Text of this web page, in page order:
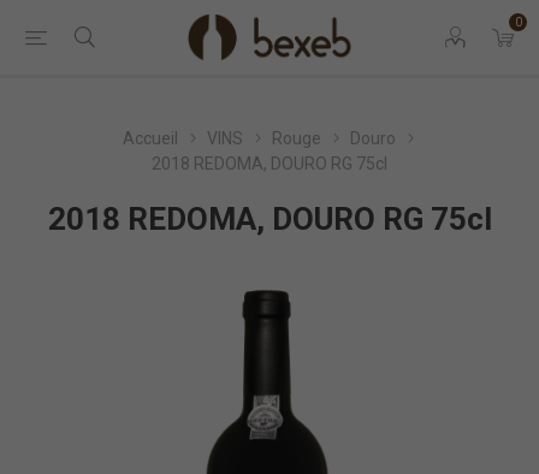
0
Accueil VINS Rouge
Douro
2018 REDOMA, DOURO RG 75cl
2018 REDOMA, DOURO RG 75cl